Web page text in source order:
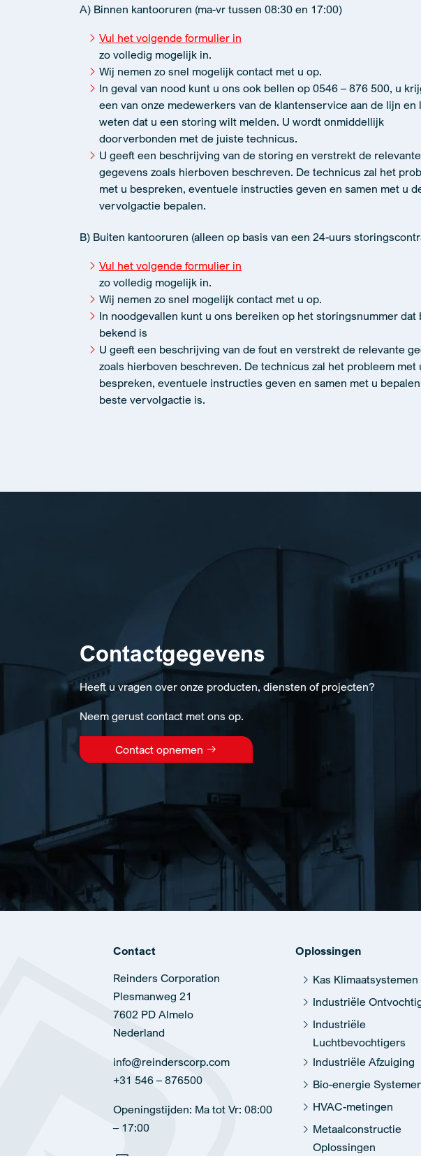
A) Binnen kantooruren (ma-vr tussen 08:30 en 17:00)
Vul het volgende formulier in
zo volledig mogelijk in.
Wij nemen zo snel mogelijk contact met u op.
In geval van nood kunt u ons ook bellen op 0546 – 876 500, u
een van onze medewerkers van de klantenservice aan de lijn en
weten dat u een storing wilt melden. U wordt onmiddellijk
doorverbonden met de juiste technicus.
U geeft een beschrijving van de storing en verstrekt de relevante
gegevens zoals hierboven beschreven. De technicus zal het
met u bespreken, eventuele instructies geven en samen met u
vervolgactie bepalen.
B) Buiten kantooruren (alleen op basis van een 24-uurs
Vul het volgende formulier in
zo volledig mogelijk in.
Wij nemen zo snel mogelijk contact met u op.
In noodgevallen kunt u ons bereiken op het storingsnummer dat
bekend is
U geeft een beschrijving van de fout en verstrekt de relevante
zoals hierboven beschreven. De technicus zal het probleem met
bespreken, eventuele instructies geven en samen met u
beste vervolgactie is.
Contactgegevens
Heeft u vragen over onze producten, diensten of projecten?
Neem gerust contact met ons op.
Contact opnemen
Contact
Reinders Corporation
Plesmanweg 21
7602 PD Almelo
Nederland
info@reinderscorp.com
+31 546 – 876500
Openingstijden: Ma tot Vr: 08:00
– 17:00
Oplossingen
Kas Klimaatsystemen
Industriële
Industriële
Luchtbevochtigers
Industriële Afzuiging
Bio-energie
HVAC-metingen
Metaalconstructie
Oplossingen